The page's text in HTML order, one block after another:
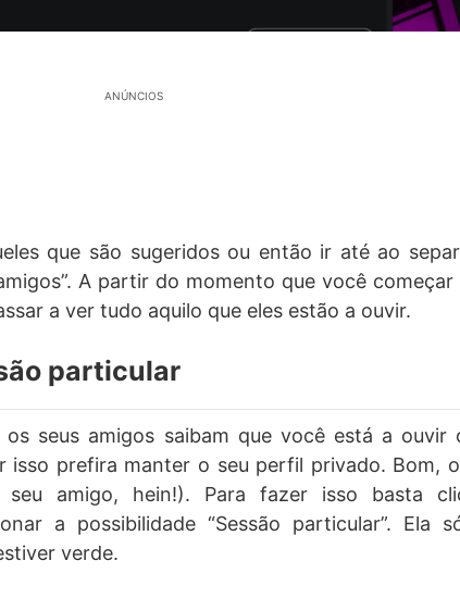
ANÚNCIOS
que são sugeridos ou então ir até ao
A partir do momento que você começar
a ver tudo aquilo que eles estão a ouvir.
particular
seus amigos saibam que você está a ouvir
isso prefira manter o seu perfil privado. Bom,
amigo, hein!). Para fazer isso basta
a possibilidade “Sessão particular”. Ela
verde.